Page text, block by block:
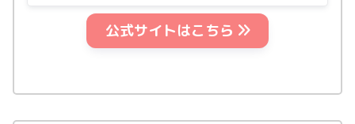
料金（税込）
公式サイトはこちら